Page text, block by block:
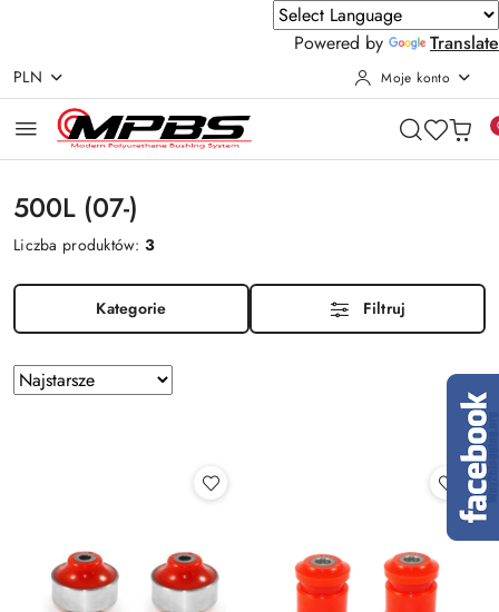
Powered by
Translate
Przejdź do treści głównej
Przejdź do wyszukiwarki
Przejdź do moje konto
Przejdź do menu głównego
Przejdź do stopki
PLN Moje konto
500L (07-)
Liczba produktów:3
Kategorie Filtruj
Zastosowano
sortowanie:
Sortuj
według